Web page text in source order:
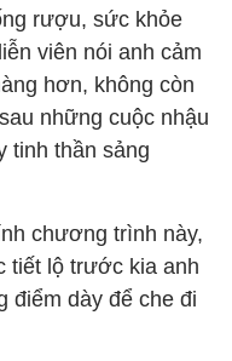
rượu, sức khỏe
viên nói anh cảm
hơn, không còn
những cuộc nhậu
tinh thần sảng
chương trình này,
tiết lộ trước kia anh
điểm dày để che đi